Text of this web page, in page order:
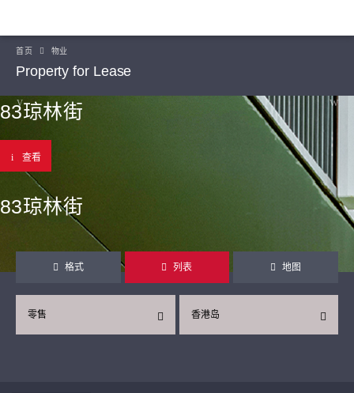
首页 物业
Property for Lease
83琼林街
查看
83琼林街
格式 列表 地图
香港岛
零售